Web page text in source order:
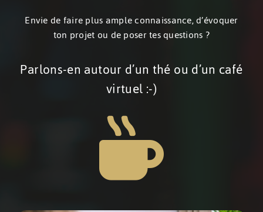
Envie de faire plus ample connaissance, d’évoquer
ton projet ou de poser tes questions ?
Parlons-en autour d’un thé ou d’un café
virtuel :-)